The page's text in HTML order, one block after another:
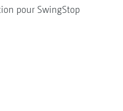
pour SwingStop